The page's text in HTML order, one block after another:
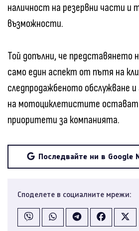
наличност на резервни части и
възможности.
Той допълни, че представянето
само един аспект от пътя на
следпродажбеното обслужване
на мотоциклетистите остават
приоритети за компанията.
Последвайте ни в Google
Споделете в социалните мрежи: